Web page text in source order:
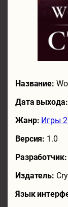
Название:
Дата
Жанр: Игры
Версия: 1.0
Разработчик:
Издатель:
Язык